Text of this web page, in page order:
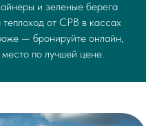
и зеленые берега
от СРВ в кассах
— бронируйте онлайн,
по лучшей цене.